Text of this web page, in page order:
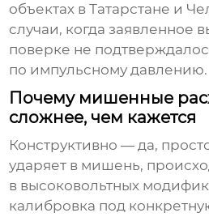
объектах в Татарстане и
случаи, когда заявленное
поверке не
по импульсному давлению.
Почему мишенные
сложнее, чем кажется
Конструктивно — да,
ударяет в мишень,
в высоковольтных
калибровка под